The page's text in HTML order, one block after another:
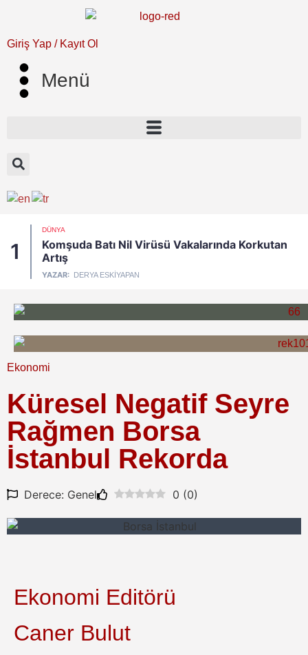
Giriş Yap / Kayıt Ol
Menü
1
DÜNYA
Komşuda Batı Nil Virüsü Vakalarında Korkutan
Artış
YAZAR: DERYA ESKIYAPAN
Ekonomi
Küresel Negatif Seyre
Rağmen Borsa
İstanbul Rekorda
Derece: Genel 0 (0)
Ekonomi Editörü
Caner Bulut